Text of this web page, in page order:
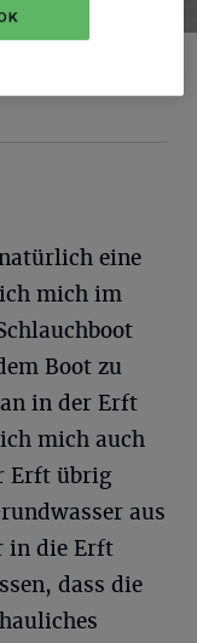
Präsident Michael
eine
mich im
Boot zu
in der Erft
mich auch
Erft übrig
aus
in die Erft
dass die